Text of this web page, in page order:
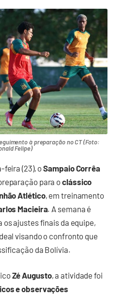
à preparação no CT (Foto:
Felipe)
feira (23), oSampaio Corrêa
para oclássico
Atlético, em treinamento
Macieira. A semana é
ajustes finais da equipe,
visando o confronto que
da Bolívia.
Zé Augusto, a atividade foi
e observações